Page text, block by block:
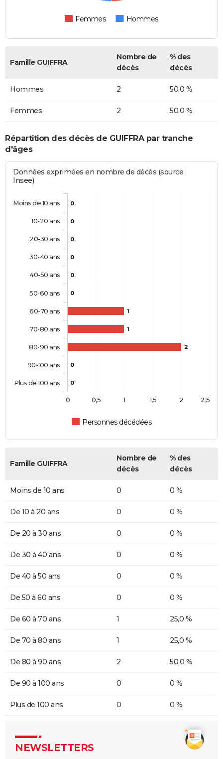
Femmes Hommes
Famille GUIFFRA
Nombre de
décès
% des
décès
Hommes 2 50,0 %
Femmes 2 50,0 %
Répartition des décès de GUIFFRA par tranche
d'âges
Données exprimées en nombre de décès (source :
Insee)
0
0
0
0
0
0
1
1
2
0
0
Personnes décédées
Moins de 10 ans
10-20 ans
20-30 ans
30-40 ans
40-50 ans
50-60 ans
60-70 ans
70-80 ans
80-90 ans
90-100 ans
Plus de 100 ans
0 0,5 1 1,5 2 2,5
Famille GUIFFRA
Nombre de
décès
% des
décès
Moins de 10 ans 0 0 %
De 10 à 20 ans 0 0 %
De 20 à 30 ans 0 0 %
De 30 à 40 ans 0 0 %
De 40 à 50 ans 0 0 %
De 50 à 60 ans 0 0 %
De 60 à 70 ans 1 25,0 %
De 70 à 80 ans 1 25,0 %
De 80 à 90 ans 2 50,0 %
De 90 à 100 ans 0 0 %
Plus de 100 ans 0 0 %
NEWSLETTERS